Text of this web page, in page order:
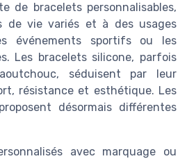
de bracelets personnalisables,
de vie variés et à des usages
événements sportifs ou les
Les bracelets silicone, parfois
séduisent par leur
résistance et esthétique. Les
désormais différentes
avec marquage ou